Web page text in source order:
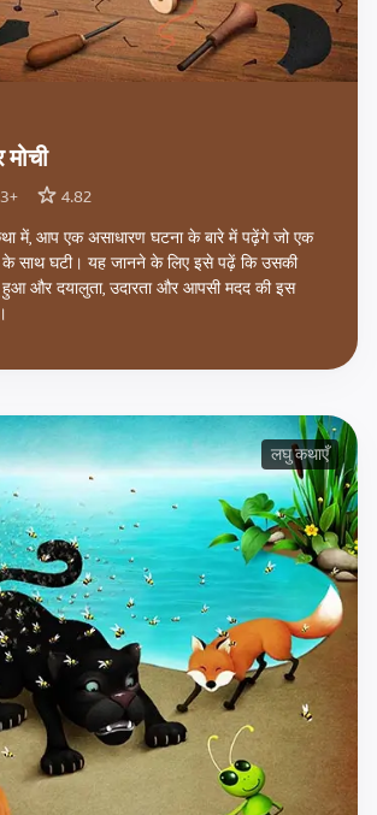
3+ 4.82
में, आप एक असाधारण घटना के बारे में पढ़ेंगे जो एक
के साथ घटी। यह जानने के लिए इसे पढ़ें कि उसकी
हुआ और दयालुता, उदारता और आपसी मदद की इस
लघु कथाएँ